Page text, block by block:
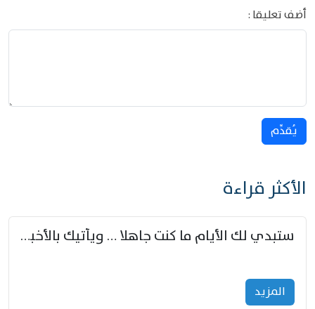
أضف تعليقا :
يُقدِّم
الأكثر قراءة
ستبدي لك الأيام ما كنت جاهلا … ويأتيك بالأخبار من لم تزوّد
المزید